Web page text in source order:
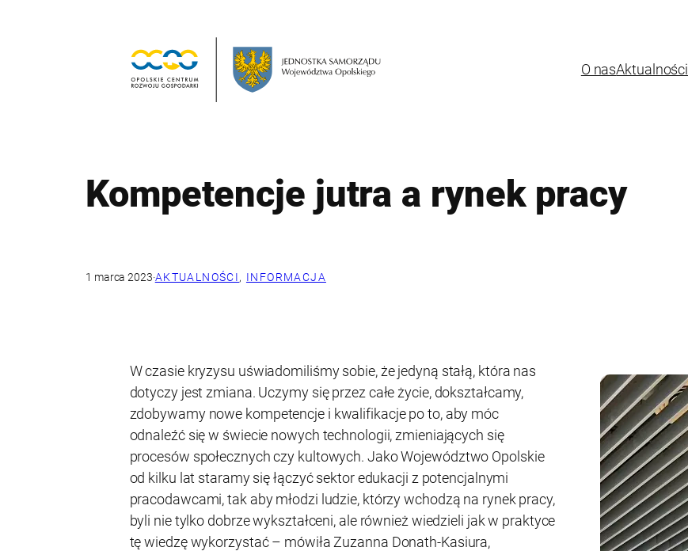
O nasAktualności
Kompetencje jutra a rynek pracy
1 marca 2023·AKTUALNOŚCI, INFORMACJA
W czasie kryzysu uświadomiliśmy sobie, że jedyną stałą, która nas
dotyczy jest zmiana. Uczymy się przez całe życie, dokształcamy,
zdobywamy nowe kompetencje i kwalifikacje po to, aby móc
odnaleźć się w świecie nowych technologii, zmieniających się
procesów społecznych czy kultowych. Jako Województwo Opolskie
od kilku lat staramy się łączyć sektor edukacji z potencjalnymi
pracodawcami, tak aby młodzi ludzie, którzy wchodzą na rynek pracy,
byli nie tylko dobrze wykształceni, ale również wiedzieli jak w praktyce
tę wiedzę wykorzystać – mówiła Zuzanna Donath-Kasiura,